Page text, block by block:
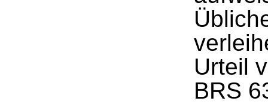
Urteil
BRS